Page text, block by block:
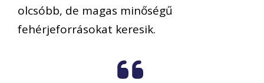
olcsóbb, de magas minőségű
fehérjeforrásokat keresik.